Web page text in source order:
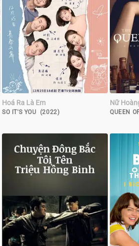
Hoá Ra Là Em
SO IT'S YOU (2022)
Nữ
QUEEN